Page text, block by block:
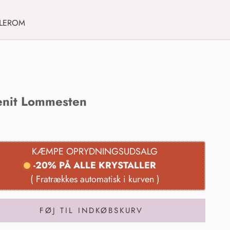
OM
Lommesten
FØJ TIL INDKØBSKURV